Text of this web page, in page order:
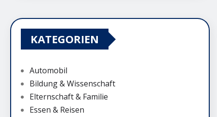
KATEGORIEN
Automobil
Bildung & Wissenschaft
Elternschaft & Familie
Essen & Reisen